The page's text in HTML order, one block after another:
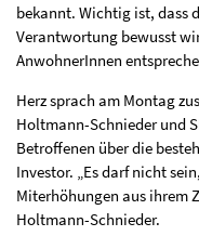
bekannt. Wichtig ist, dass
Verantwortung bewusst
AnwohnerInnen
Herz sprach am Montag
Holtmann-Schnieder und
Betroffenen über die
Investor. „Es darf nicht
Miterhöhungen aus ihrem
Holtmann-Schnieder.